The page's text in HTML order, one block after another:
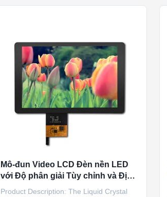
Mô-đun Video LCD Đèn nền LED
với Độ phân giải Tùy chỉnh và Định
dạng Hình ảnh WMA
Product Description: The Liquid Crystal